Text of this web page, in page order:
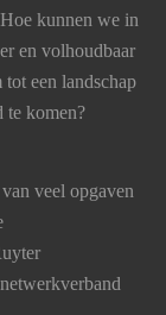
kunnen we in
en volhoudbaar
een landschap
te komen?
veel opgaven